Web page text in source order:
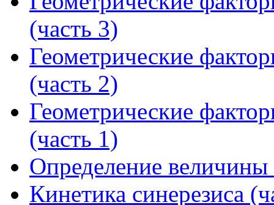
(часть 3)
Геометрические
(часть 2)
Геометрические
(часть 1)
Определение величины
Кинетика синерезиса